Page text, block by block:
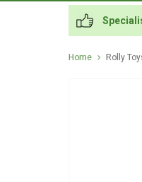
Home Rolly